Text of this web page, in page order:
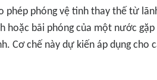
phép phóng vệ tinh thay thế từ
hoặc bãi phóng của một nước
Cơ chế này dự kiến áp dụng cho